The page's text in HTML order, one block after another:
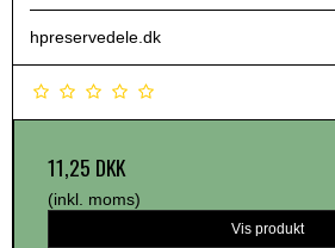
hpreservedele.dk
11,25 DKK
(inkl. moms)
Vis produkt